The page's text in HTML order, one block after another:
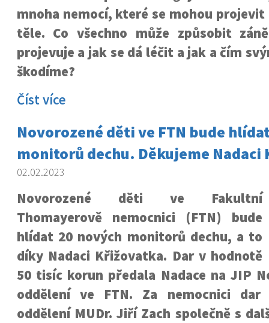
mnoha nemocí, které se mohou projevit
těle. Co všechno může způsobit
projevuje a jak se dá léčit a jak a čím
škodíme?
Číst více
Novorozené děti ve FTN bude
monitorů dechu. Děkujeme Nadaci
02.02.2023
Novorozené děti ve Fakultní
Thomayerově nemocnici (FTN) bude
hlídat 20 nových monitorů dechu, a to
díky Nadaci Křižovatka. Dar v hodnotě
50 tisíc korun předala Nadace na JIP
oddělení ve FTN. Za nemocnici dar
oddělení MUDr. Jiří Zach společně s